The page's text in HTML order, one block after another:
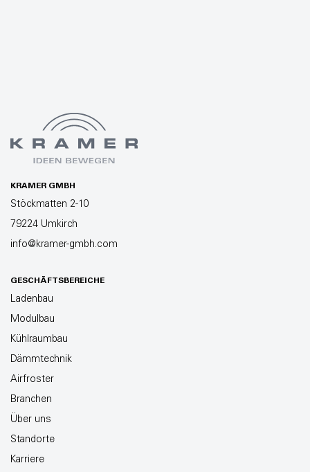
KRAMER GMBH
Stöckmatten 2-10
79224 Umkirch
info@kramer-gmbh.com
GESCHÄFTSBEREICHE
Ladenbau
Modulbau
Kühlraumbau
Dämmtechnik
Airfroster
Branchen
Über uns
Standorte
Karriere